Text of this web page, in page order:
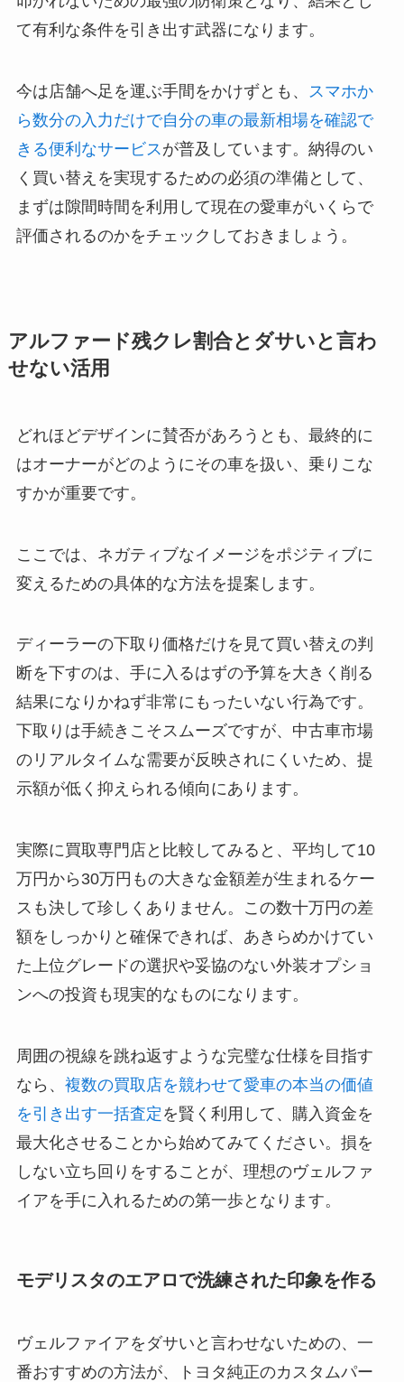
て有利な条件を引き出す武器になります。
今は店舗へ足を運ぶ手間をかけずとも、
スマホか
ら数分の入力だけで自分の車の最新相場を確認で
きる便利なサービス が普及しています。納得のい
く買い替えを実現するための必須の準備として、
まずは隙間時間を利用して現在の愛車がいくらで
評価されるのかをチェックしておきましょう。
アルファード残クレ割合とダサいと言わ
せない活用
どれほどデザインに賛否があろうとも、最終的に
はオーナーがどのようにその車を扱い、乗りこな
すかが重要です。
ここでは、ネガティブなイメージをポジティブに
変えるための具体的な方法を提案します。
ディーラーの下取り価格だけを見て買い替えの判
断を下すのは、手に入るはずの予算を大きく削る
結果になりかねず非常にもったいない行為です。
下取りは手続きこそスムーズですが、中古車市場
のリアルタイムな需要が反映されにくいため、提
示額が低く抑えられる傾向にあります。
実際に買取専門店と比較してみると、平均して10
万円から30万円もの大きな金額差が生まれるケー
スも決して珍しくありません。この数十万円の差
額をしっかりと確保できれば、あきらめかけてい
た上位グレードの選択や妥協のない外装オプショ
ンへの投資も現実的なものになります。
周囲の視線を跳ね返すような完璧な仕様を目指す
なら、 複数の買取店を競わせて愛車の本当の価値
を引き出す一括査定 を賢く利用して、購入資金を
最大化させることから始めてみてください。損を
しない立ち回りをすることが、理想のヴェルファ
イアを手に入れるための第一歩となります。
モデリスタのエアロで洗練された印象を作る
ヴェルファイアをダサいと言わせないための、一
番おすすめの方法が、トヨタ純正のカスタムパー